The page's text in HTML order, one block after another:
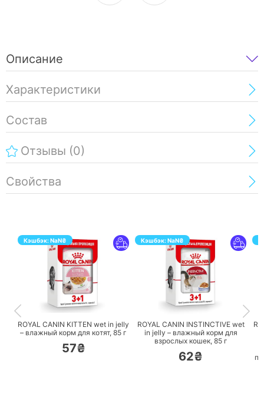
Описание
Характеристики
Состав
Отзывы (0)
Свойства
Кэшбэк:NaN₴
ПЕРЕЙТИ
ROYAL CANIN KITTEN wet in jelly
– влажный корм для котят, 85 г
57₴
Кэшбэк:NaN₴
ПЕРЕЙТИ
ROYAL CANIN INSTINCTIVE wet
in jelly – влажный корм для
взрослых кошек, 85 г
62₴